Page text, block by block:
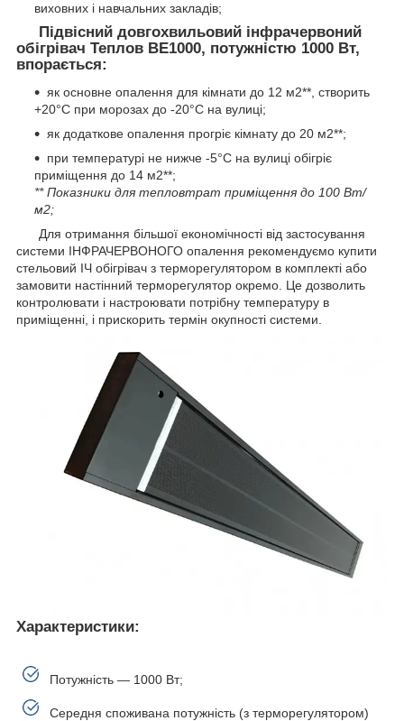
виховних і навчальних закладів;
Підвісний довгохвильовий інфрачервоний
обігрівач Теплов ВЕ1000, потужністю 1000 Вт,
впорається:
як основне опалення для кімнати до 12 м2**, створить
+20°С при морозах до -20°С на вулиці;
як додаткове опалення прогріє кімнату до 20 м2**;
при температурі не нижче -5°С на вулиці обігріє
приміщення до 14 м2**;
** Показники для тепловтрат приміщення до 100 Вт/
м2;
Для отримання більшої економічності від застосування
системи ІНФРАЧЕРВОНОГО опалення рекомендуємо купити
стельовий ІЧ обігрівач з терморегулятором в комплекті або
замовити настінний терморегулятор окремо. Це дозволить
контролювати і настроювати потрібну температуру в
приміщенні, і прискорить термін окупності системи.
Характеристики:
Потужність — 1000 Вт;
Середня споживана потужність (з терморегулятором)